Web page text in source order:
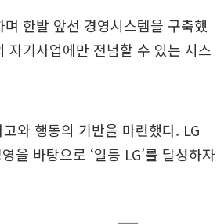
한발 앞선 경영시스템을 구축했
자기사업에만 전념할 수 있는 시스
와 행동의 기반을 마련했다. LG
을 바탕으로 ‘일등 LG’를 달성하자